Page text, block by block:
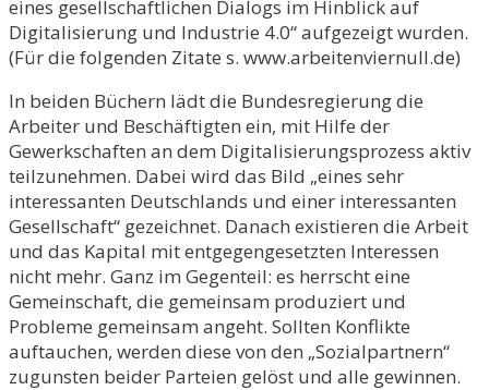
eines gesellschaftlichen Dialogs im Hinblick auf
Digitalisierung und Industrie 4.0“ aufgezeigt wurden.
(Für die folgenden Zitate s. www.arbeitenviernull.de)
In beiden Büchern lädt die Bundesregierung die
Arbeiter und Beschäftigten ein, mit Hilfe der
Gewerkschaften an dem Digitalisierungsprozess aktiv
teilzunehmen. Dabei wird das Bild „eines sehr
interessanten Deutschlands und einer interessanten
Gesellschaft“ gezeichnet. Danach existieren die Arbeit
und das Kapital mit entgegengesetzten Interessen
nicht mehr. Ganz im Gegenteil: es herrscht eine
Gemeinschaft, die gemeinsam produziert und
Probleme gemeinsam angeht. Sollten Konflikte
auftauchen, werden diese von den „Sozialpartnern“
zugunsten beider Parteien gelöst und alle gewinnen.